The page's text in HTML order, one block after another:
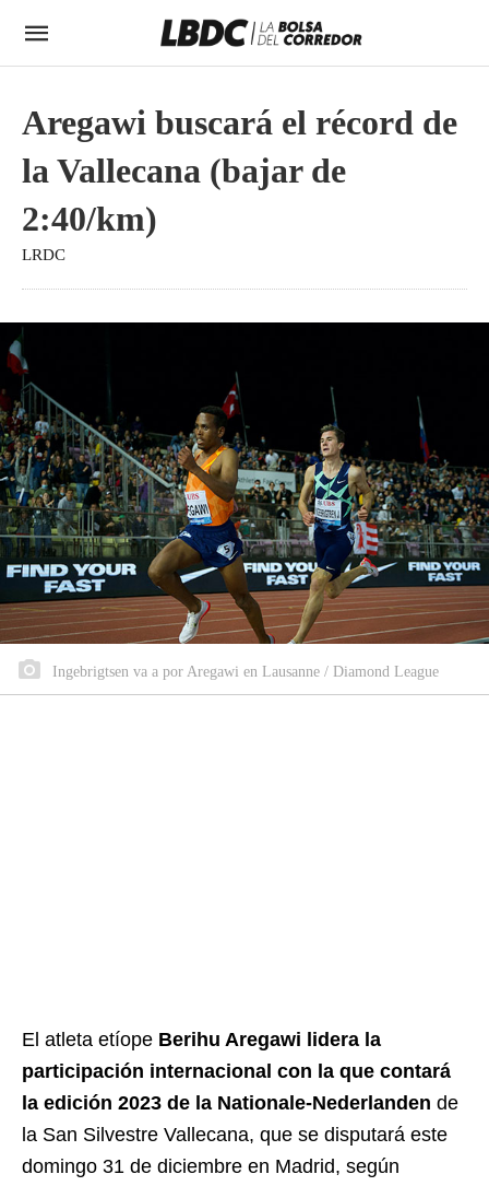
Aregawi buscará el récord de
la Vallecana (bajar de
2:40/km)
LRDC
Ingebrigtsen va a por Aregawi en Lausanne / Diamond League
El atleta etíope Berihu Aregawi lidera la
participación internacional con la que contará
la edición 2023 de la Nationale-Nederlanden de
la San Silvestre Vallecana, que se disputará este
domingo 31 de diciembre en Madrid, según